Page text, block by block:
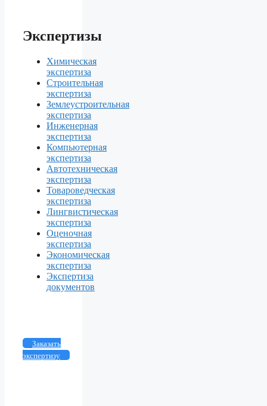
Экспертизы
Химическая
экспертиза
Строительная
экспертиза
Землеустроительная
экспертиза
Инженерная
экспертиза
Компьютерная
экспертиза
Автотехническая
экспертиза
Товароведческая
экспертиза
Лингвистическая
экспертиза
Оценочная
экспертиза
Экономическая
экспертиза
Экспертиза
документов
Заказать
экспертизу